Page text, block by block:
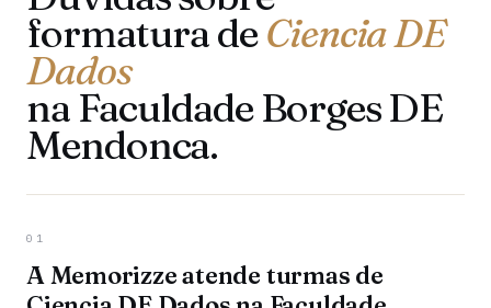
formatura deCiencia DE
Dados
na Faculdade Borges DE
Mendonca.
01
A Memorizze atende turmas de